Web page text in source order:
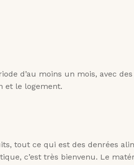
d’au moins un mois, avec
et le logement.
tout ce qui est des denrées
c’est très bienvenu. Le